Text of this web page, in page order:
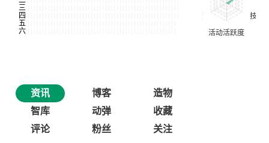
资讯 博客
造物
智库
动弹
收藏
评论
粉丝 关注